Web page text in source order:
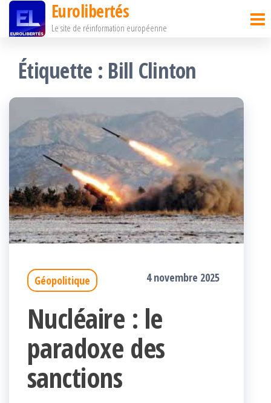
Passer
contenu
Eurolibertés
Le site de réinformation européenne
Étiquette : Bill Clinton
Géopolitique 4 novembre 2025
Nucléaire : le
paradoxe des
sanctions